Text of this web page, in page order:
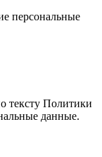
персональные
тексту Политики
данные.